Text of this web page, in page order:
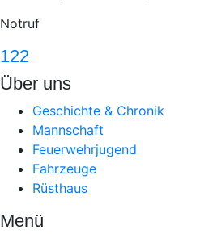
Notruf
122
Über uns
Geschichte & Chronik
Mannschaft
Feuerwehrjugend
Fahrzeuge
Rüsthaus
Menü